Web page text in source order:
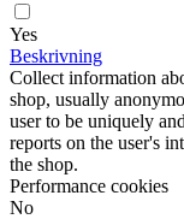
Yes
Beskrivning
Collect information
shop, usually
user to be uniquely
reports on the user's
the shop.
Performance cookies
No